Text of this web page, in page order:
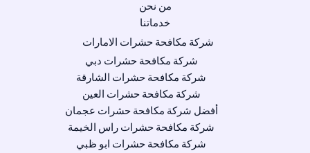
من نحن
خدماتنا
شركة مكافحة حشرات الامارات
شركة مكافحة حشرات دبي
شركة مكافحة حشرات الشارقة
شركة مكافحة حشرات العين
أفضل شركة مكافحة حشرات عجمان
شركة مكافحة حشرات راس الخيمة
شركة مكافحة حشرات ابو ظبي